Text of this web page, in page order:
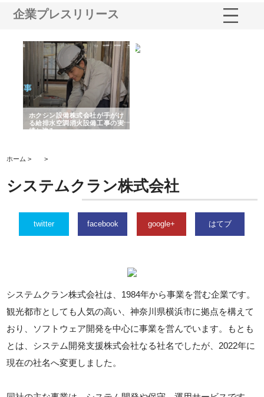
企業プレスリリース
ホクシン設備株式会社が手がけ
る給排水空調消火設備工事の実
績と強み
ホーム > >
システムクラン株式会社
twitter facebook google+ はてブ
システムクラン株式会社は、1984年から事業を営む企業です。
観光都市としても人気の高い、神奈川県横浜市に拠点を構えて
おり、ソフトウェア開発を中心に事業を営んでいます。もとも
とは、システム開発支援株式会社なる社名でしたが、2022年に
現在の社名へ変更しました。